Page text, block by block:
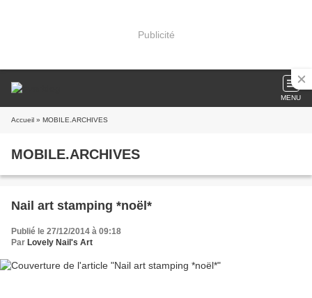
Publicité
MENU
Accueil » MOBILE.ARCHIVES
MOBILE.ARCHIVES
Nail art stamping *noël*
Publié le 27/12/2014 à 09:18
Par Lovely Nail's Art